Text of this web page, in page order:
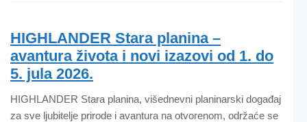
HIGHLANDER Stara planina –
avantura života i novi izazovi od 1. do
5. jula 2026.
HIGHLANDER Stara planina, višednevni planinarski događaj
za sve ljubitelje prirode i avantura na otvorenom, održaće se